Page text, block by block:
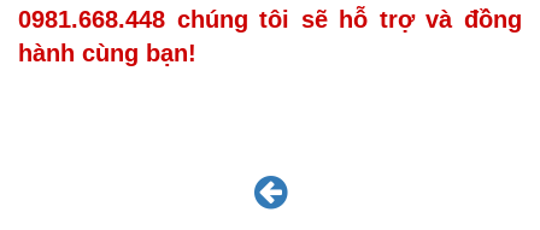
0981.668.448 chúng tôi sẽ hỗ trợ và đồng
hành cùng bạn!